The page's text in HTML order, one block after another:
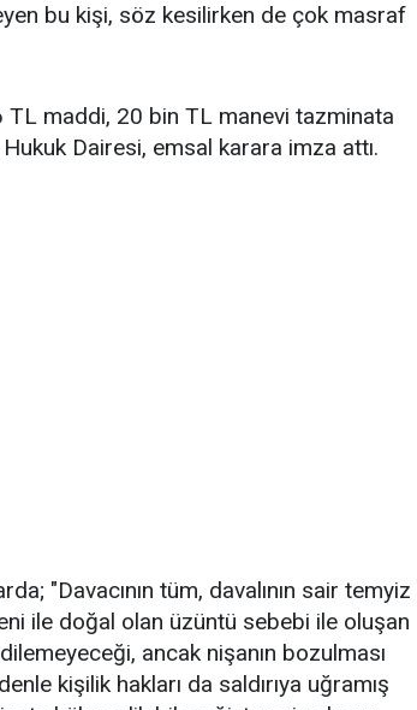
bu kişi, söz kesilirken de çok masraf
TL maddi, 20 bin TL manevi tazminata
Dairesi, emsal karara imza attı.
"Davacının tüm, davalının sair temyiz
ile doğal olan üzüntü sebebi ile oluşan
ancak nişanın bozulması
kişilik hakları da saldırıya uğramış